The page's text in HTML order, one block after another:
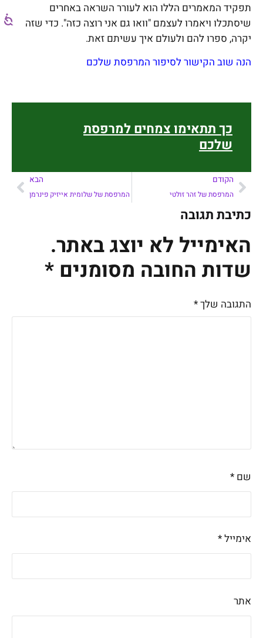
תפקיד המאמרים הללו הוא לעורר השראה באחרים
שיסתכלו ויאמרו לעצמם "וואו גם אני רוצה כזה". כדי שזה
יקרה, ספרו להם ולעולם איך עשיתם זאת.
הנה שוב הקישור לסיפור המרפסת שלכם
כך תתאימו צמחים למרפסת
שלכם
הקודם
המרפסת של זהר זולטי
הבא
המרפסת של שלומית אייזיק פינרמן
כתיבת תגובה
האימייל לא יוצג באתר.
שדות החובה מסומנים *
התגובה שלך*
שם *
אימייל*
אתר